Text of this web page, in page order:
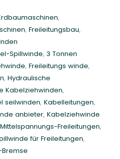
,
, Freileitungsbau,
Spillwinde, 3 Tonnen
, Freileitungs winde,
, Hydraulische
Kabelziehwinden,
seilwinden, Kabelleitungen,
anbieter, Kabelziehwinde
Mittelspannungs-Freileitungen,
für Freileitungen,